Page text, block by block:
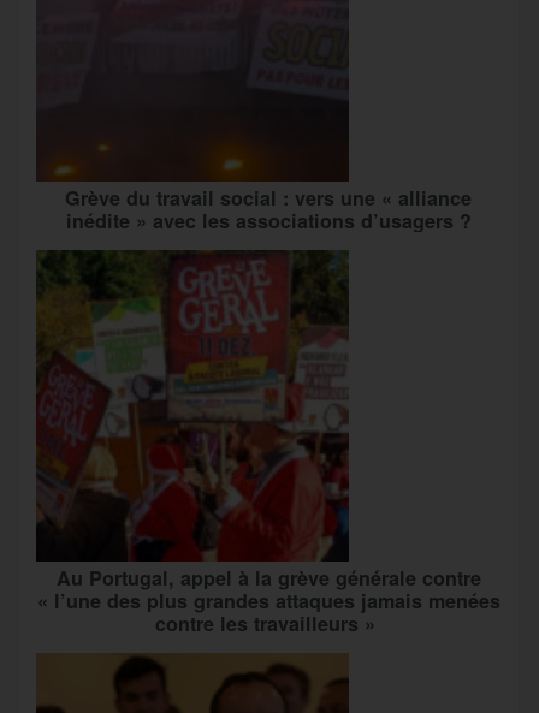
Grève du travail social : vers une « alliance
inédite » avec les associations d’usagers ?
Au Portugal, appel à la grève générale contre
« l’une des plus grandes attaques jamais menées
contre les travailleurs »